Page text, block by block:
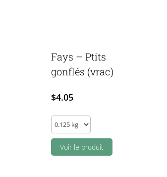
Fays – Ptits
gonflés (vrac)
$4.05
Fays
-
PtitsVoir le produit